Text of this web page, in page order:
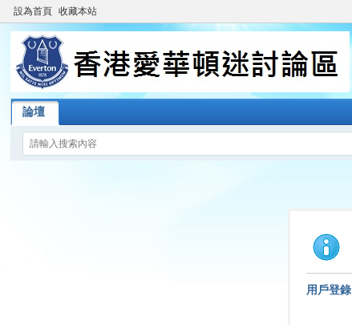
設為首頁 收藏本站
論壇
用戶登錄